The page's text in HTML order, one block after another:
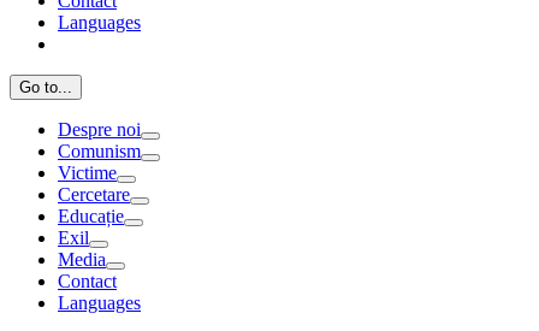
Languages
Go to...
Despre noi
Comunism
Victime
Cercetare
Educație
Exil
Media
Contact
Languages